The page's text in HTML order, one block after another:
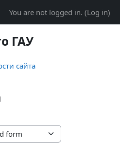
You are not logged in. (Log in)
ГАУ
сайта